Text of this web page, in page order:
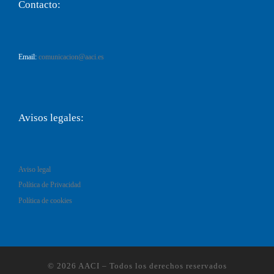
Contacto:
Email: comunicacion@aaci.es
Avisos legales:
Aviso legal
Política de Privacidad
Política de cookies
© 2026 AACI – Todos los derechos reservados